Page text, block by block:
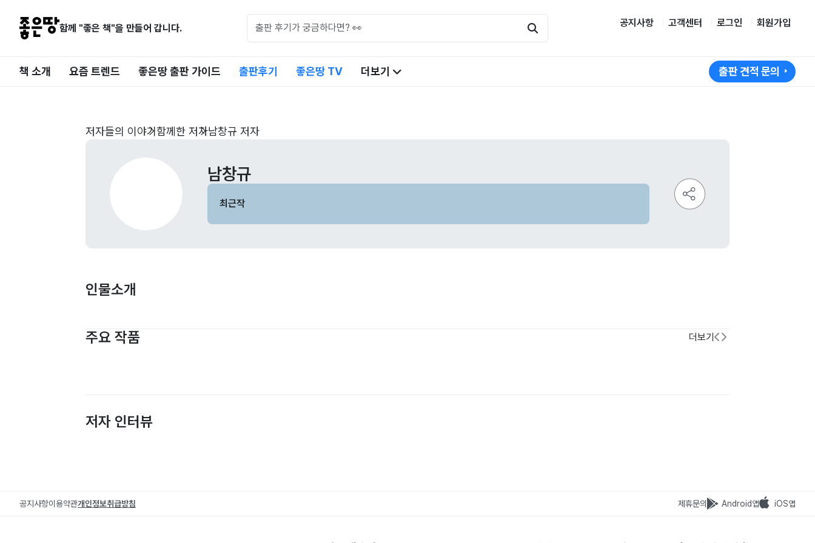
함께 "좋은 책"을 만들어 갑니다. 공지사항 고객센터 로그인 회원가입
책 소개 요즘 트렌드 좋은땅 출판 가이드 출판후기 좋은땅 TV 더보기 출판 견적 문의
저자들의 이야기 함께한 저자남창규 저자
남창규
최근작
인물소개
주요 작품 더보기
저자 인터뷰
공지사항이용약관개인정보취급방침 제휴문의 Android앱 iOS앱